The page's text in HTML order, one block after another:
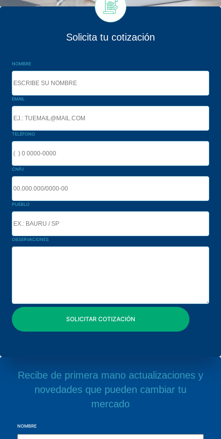
Solicita tu cotización
NOMBRE
EMAIL
TELÉFONO
CNPJ
PUEBLO
OBSERVACIONES
Recibe de primera mano actualizaciones y
novedades que pueden cambiar tu
mercado
NOMBRE